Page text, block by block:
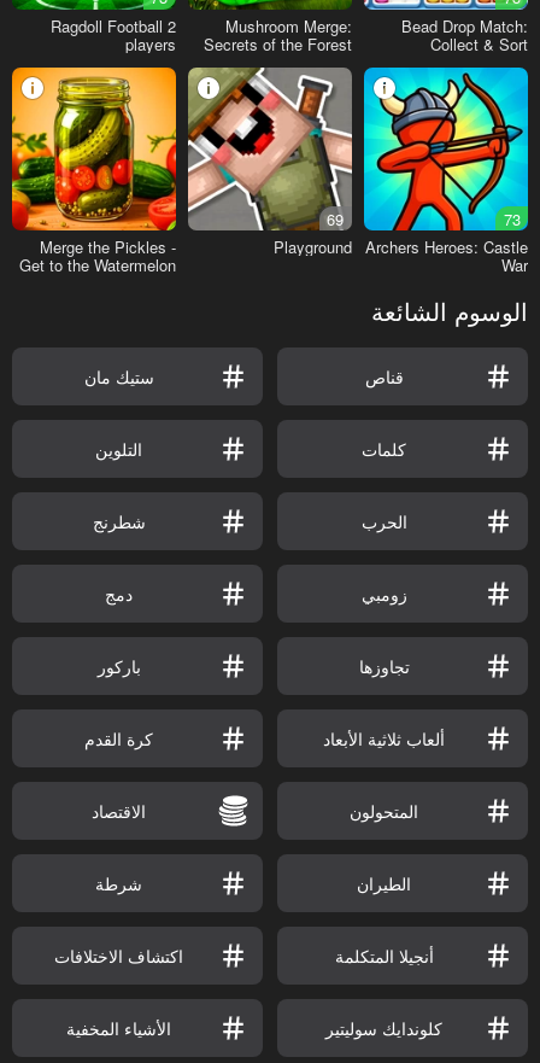
Bead Drop Match:
Collect & Sort
Mushroom Merge:
Secrets of the Forest
Ragdoll Football 2
players
73
Archers Heroes: Castle
War
69
Playground
Merge the Pickles -
Get to the Watermelon
الوسوم الشائعة
قناص ستيك مان
كلمات التلوين
الحرب شطرنج
زومبي دمج
تجاوزها باركور
ألعاب ثلاثية الأبعاد كرة القدم
المتحولون الاقتصاد
الطيران شرطة
أنجيلا المتكلمة اكتشاف الاختلافات
كلوندايك سوليتير الأشياء المخفية